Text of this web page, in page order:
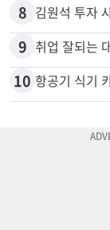
8 김원석 투자
9 취업 잘되는
10